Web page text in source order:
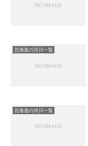
北海道の河川一覧
北海道の河川一覧